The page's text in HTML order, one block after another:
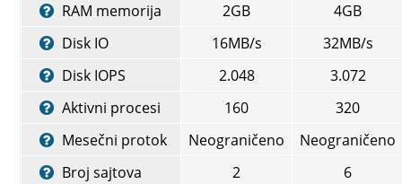
RAM memorija
2GB
4GB
Disk IO
16MB/s
32MB/s
Disk IOPS
2.048
3.072
Aktivni procesi
160
320
Mesečni protok
Neograničeno
Neograničeno
Broj sajtova
2
6